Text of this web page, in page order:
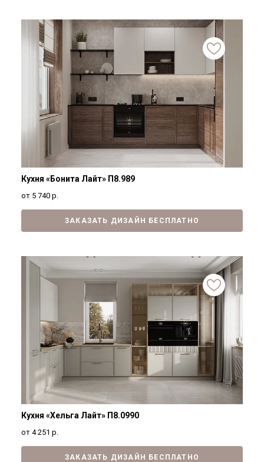
Кухня «Бонита Лайт» П8.989
от 5 740 р.
ЗАКАЗАТЬ ДИЗАЙН БЕСПЛАТНО
Кухня «Хельга Лайт» П8.0990
от 4 251 р.
ЗАКАЗАТЬ ДИЗАЙН БЕСПЛАТНО